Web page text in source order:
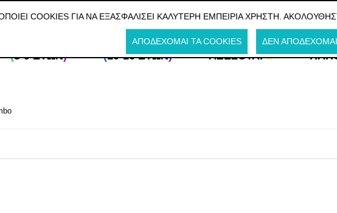
COOKIES ΓΙΑ ΝΑ ΕΞΑΣΦΑΛΊΣΕΙ ΚΑΛΎΤΕΡΗ ΕΜΠΕΙΡΊΑ ΧΡΉΣΤΗ.
ΑΠΟΔΈΧΟΜΑΙ ΤΑ COOKIES ΔΕΝ ΑΠΟΔΈΧΟΜΑΙ
(3-9 ΕΤΏΝ) (10-16 ΕΤΏΝ) ΑΞΕΣΟΥΆΡ//